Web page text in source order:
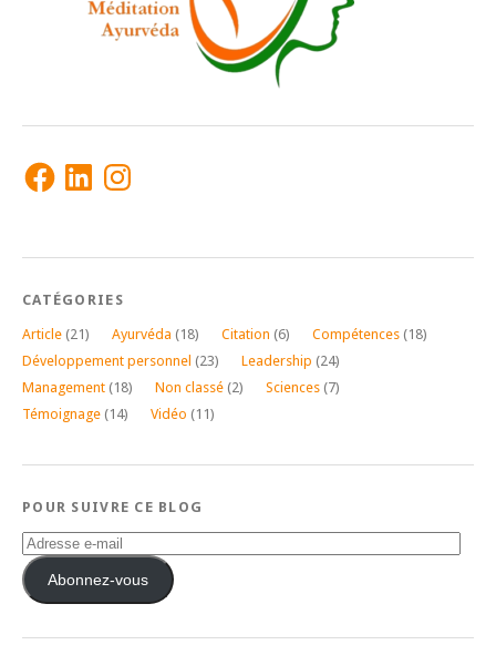
FacebookLinkedInInstagram
CATÉGORIES
Article (21) Ayurvéda (18) Citation (6) Compétences (18)
Développement personnel (23) Leadership (24)
Management (18) Non classé (2) Sciences (7)
Témoignage (14) Vidéo (11)
POUR SUIVRE CE BLOG
Adresse
e-
mail Abonnez-vous